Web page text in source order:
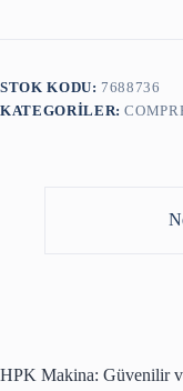
STOK KODU: 7688736
KATEGORILER:
HPK Makina: Güvenilir